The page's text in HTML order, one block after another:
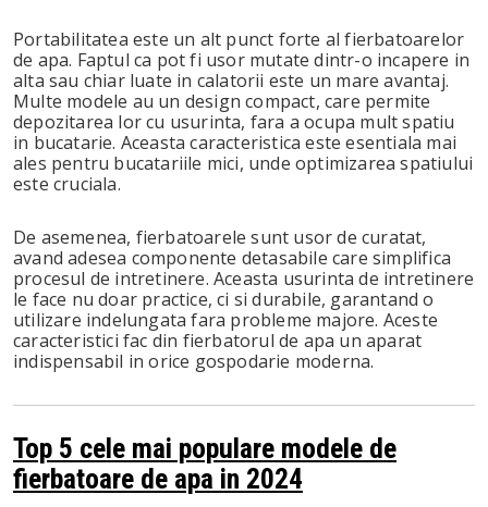
Portabilitatea este un alt punct forte al fierbatoarelor
de apa. Faptul ca pot fi usor mutate dintr-o incapere in
alta sau chiar luate in calatorii este un mare avantaj.
Multe modele au un design compact, care permite
depozitarea lor cu usurinta, fara a ocupa mult spatiu
in bucatarie. Aceasta caracteristica este esentiala mai
ales pentru bucatariile mici, unde optimizarea spatiului
este cruciala.
De asemenea, fierbatoarele sunt usor de curatat,
avand adesea componente detasabile care simplifica
procesul de intretinere. Aceasta usurinta de intretinere
le face nu doar practice, ci si durabile, garantand o
utilizare indelungata fara probleme majore. Aceste
caracteristici fac din fierbatorul de apa un aparat
indispensabil in orice gospodarie moderna.
Top 5 cele mai populare modele de
fierbatoare de apa in 2024